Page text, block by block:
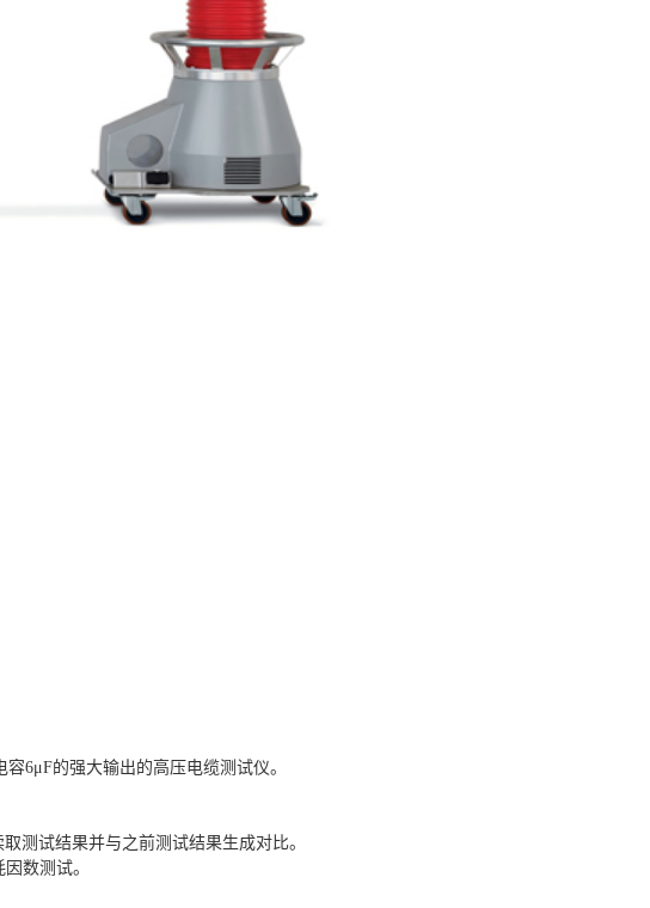
6μF的强大输出的高压电缆测试仪。
测试结果并与之前测试结果生成对比。
数测试。